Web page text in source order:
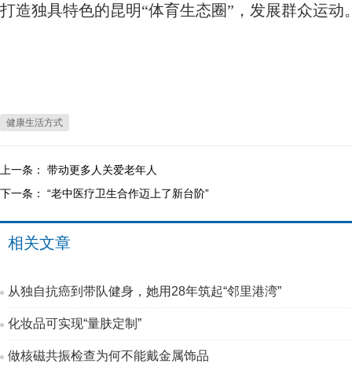
打造独具特色的昆明“体育生态圈”，发展群众运动
健康生活方式
上一条： 带动更多人关爱老年人
下一条： “老中医疗卫生合作迈上了新台阶”
相关文章
从独自抗癌到带队健身，她用28年筑起“邻里港湾”
化妆品可实现“量肤定制”
做核磁共振检查为何不能戴金属饰品